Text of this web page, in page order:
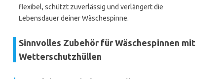
flexibel, schützt zuverlässig und verlängert die
Lebensdauer deiner Wäschespinne.
Sinnvolles Zubehör für Wäschespinnen mit
Wetterschutzhüllen